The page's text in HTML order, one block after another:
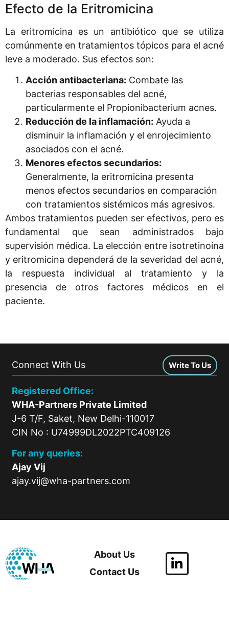
Efecto de la Eritromicina
La eritromicina es un antibiótico que se utiliza
comúnmente en tratamientos tópicos para el acné
leve a moderado. Sus efectos son:
Acción antibacteriana: Combate las
bacterias responsables del acné,
particularmente el Propionibacterium acnes.
Reducción de la inflamación: Ayuda a
disminuir la inflamación y el enrojecimiento
asociados con el acné.
Menores efectos secundarios:
Generalmente, la eritromicina presenta
menos efectos secundarios en comparación
con tratamientos sistémicos más agresivos.
Ambos tratamientos pueden ser efectivos, pero es
fundamental que sean administrados bajo
supervisión médica. La elección entre isotretinoína
y eritromicina dependerá de la severidad del acné,
la respuesta individual al tratamiento y la
presencia de otros factores médicos en el
paciente.
Connect With Us Write To Us
Registered Office:
WHA-Partners Private Limited
J-6 T/F, Saket, New Delhi-110017
CIN No : U74999DL2022PTC409126
For any queries:
Ajay Vij
ajay.vij@wha-partners.com
About Us
Contact Us